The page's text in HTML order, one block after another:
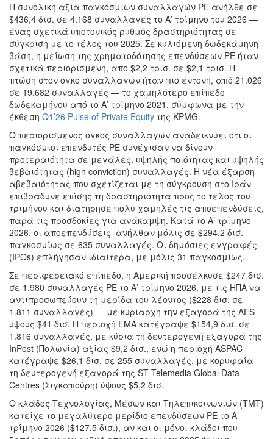
Η συνολική αξία παγκόσμιων συναλλαγών PE ανήλθε σε
$436,4 δισ. σε 4.168 συναλλαγές το Α’ τρίμηνο του 2026 —
ένας σχετικά υποτονικός ρυθμός δραστηριότητας σε
σύγκριση με το τέλος του 2025. Σε κυλιόμενη δωδεκάμηνη
βάση, η μείωση της χρηματοδότησης επενδύσεων PE ήταν
σχετικά περιορισμένη, από $2,2 τρισ. σε $2,1 τρισ. Η
πτώση στον όγκο συναλλαγών ήταν πιο έντονη, από 21.026
σε 19.682 συναλλαγές — το χαμηλότερο επίπεδο
δωδεκαμήνου από το Α’ τρίμηνο 2021, σύμφωνα με την
έκθεση Q1’26 Pulse of Private Equity της KPMG.
Ο περιορισμένος όγκος συναλλαγών αναδεικνύει ότι οι
παγκόσμιοι επενδυτές PE συνέχισαν να δίνουν
προτεραιότητα σε μεγάλες, υψηλής ποιότητας και υψηλής
βεβαιότητας (high conviction) συναλλαγές. Η νέα έξαρση
αβεβαιότητας που σχετίζεται με τη σύγκρουση στο Ιράν
επιβράδυνε επίσης τη δραστηριότητα προς το τέλος του
τριμήνου και διατήρησε πολύ χαμηλές τις αποεπενδύσεις,
παρά τις προσδοκίες για ανάκαμψη. Κατά το Α’ τρίμηνο
2026, οι αποεπενδύσεις ανήλθαν μόλις σε $294,2 δισ.
παγκοσμίως σε 635 συναλλαγές. Οι δημόσιες εγγραφές
(IPOs) επλήγησαν ιδιαίτερα, με μόλις 31 παγκοσμίως.
Σε περιφερειακό επίπεδο, η Αμερική προσέλκυσε $247 δισ.
σε 1.980 συναλλαγές PE το Α’ τρίμηνο 2026, με τις ΗΠΑ να
αντιπροσωπεύουν τη μερίδα του λέοντος ($228 δισ. σε
1.811 συναλλαγές) — με κυρίαρχη την εξαγορά της AES
ύψους $41 δισ. Η περιοχή EMA κατέγραψε $154,9 δισ. σε
1.816 συναλλαγές, με κύρια τη δευτερογενή εξαγορά της
InPost (Πολωνία) αξίας $9,2 δισ., ενώ η περιοχή ASPAC
κατέγραψε $26,1 δισ. σε 255 συναλλαγές, με κορυφαία
τη δευτερογενή εξαγορά της ST Telemedia Global Data
Centres (Σιγκαπούρη) ύψους $5,2 δισ.
Ο κλάδος Τεχνολογίας, Μέσων και Τηλεπικοινωνιών (TMT)
κατείχε το μεγαλύτερο μερίδιο επενδύσεων PE το Α’
τρίμηνο 2026 ($127,5 δισ.), αν και οι μόνοι κλάδοι που